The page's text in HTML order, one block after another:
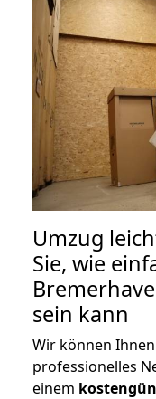
Umzug
Sie, wie
sein kann
Wir können
professionelles
einem